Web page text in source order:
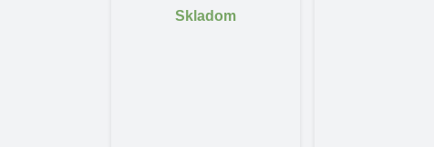
Skladom